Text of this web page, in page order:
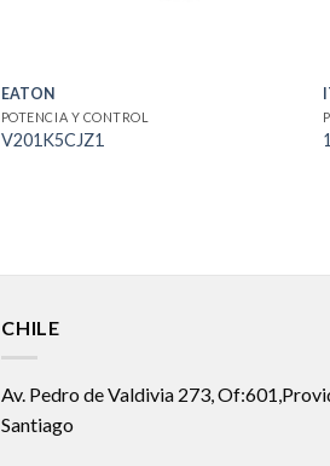
EATON
POTENCIA Y CONTROL
V201K5CJZ1
CHILE
Av. Pedro de Valdivia 273,
Santiago